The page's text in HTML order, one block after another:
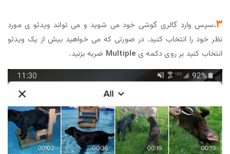
3. سپس وارد گالری گوشی خود می شوید و می تواند ویدئو ی مورد
نظر خود را انتخاب کنید. در صورتی که می خواهید بیش از یک ویدئو
انتخاب کنید بر روی دکمه ی Multiple ضربه بزنید.